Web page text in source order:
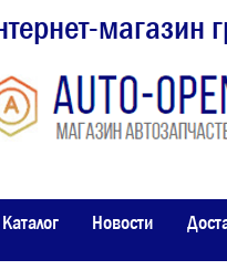
магазин
Каталог Новости